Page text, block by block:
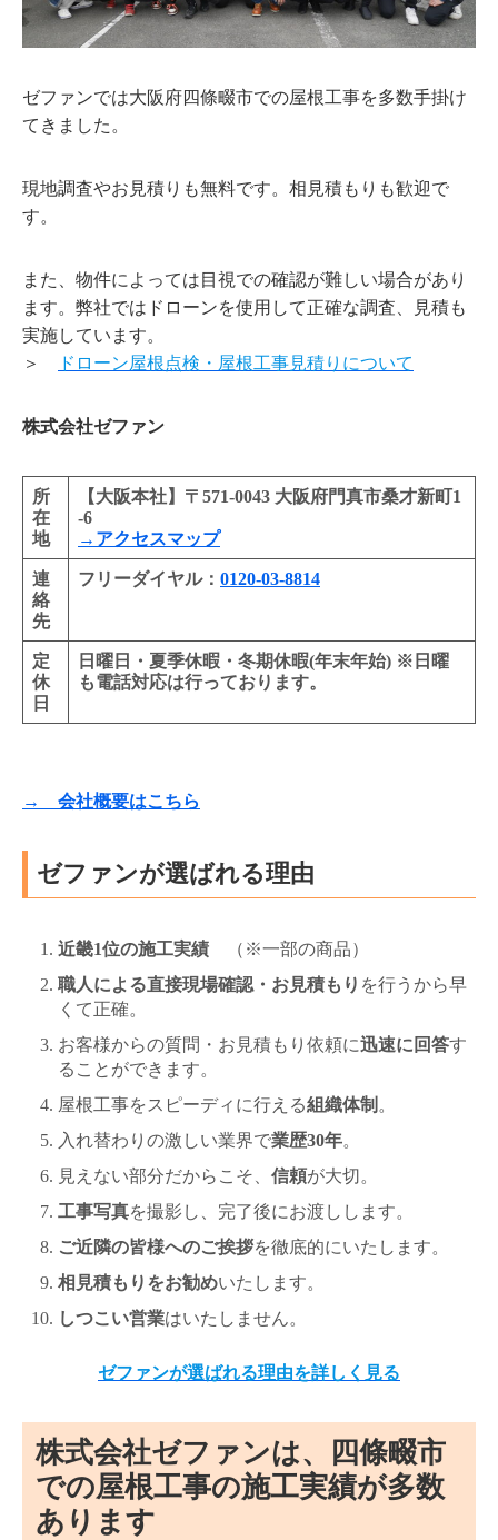
ゼファンでは大阪府四條畷市での屋根工事を多数手掛け
てきました。
現地調査やお見積りも無料です。相見積もりも歓迎で
す。
また、物件によっては目視での確認が難しい場合があり
ます。弊社ではドローンを使用して正確な調査、見積も
実施しています。
＞
ドローン屋根点検・屋根工事見積りについて
株式会社ゼファン
所
在
地
【大阪本社】〒571-0043 大阪府門真市桑才新町1
-6
→アクセスマップ
連
絡
先
フリーダイヤル： 0120-03-8814
定
休
日
日曜日・夏季休暇・冬期休暇(年末年始) ※日曜
も電話対応は行っております。
→ 会社概要はこちら
ゼファンが選ばれる理由
近畿1位の施工実績 （※一部の商品）
職人による直接現場確認・お見積もり を行うから早
くて正確。
お客様からの質問・お見積もり依頼に迅速に回答す
ることができます。
屋根工事をスピーディに行える組織体制 。
入れ替わりの激しい業界で業歴30年。
見えない部分だからこそ、 信頼が大切。
工事写真を撮影し、完了後にお渡しします。
ご近隣の皆様へのご挨拶を徹底的にいたします。
相見積もりをお勧めいたします。
しつこい営業はいたしません。
ゼファンが選ばれる理由を詳しく見る
株式会社ゼファンは、四條畷市
での屋根工事の施工実績が多数
あります